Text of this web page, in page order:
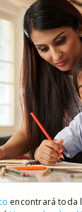
encontrará toda